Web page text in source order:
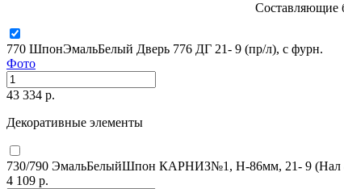
Составляющие
770 ШпонЭмальБелый Дверь 776 ДГ 21- 9 (пр/л), с фурн.
Фото
43 334 р.
Декоративные элементы
730/790 ЭмальБелыйШпон КАРНИЗ№1, H-86мм, 21- 9 (Нал
4 109 р.